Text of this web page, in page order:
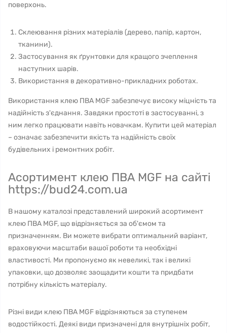
поверхонь.
Склеювання різних матеріалів (дерево, папір, картон,
тканини).
Застосування як ґрунтовки для кращого зчеплення
наступних шарів.
Використання в декоративно-прикладних роботах.
Використання клею ПВА MGF забезпечує високу міцність та
надійність з'єднання. Завдяки простоті в застосуванні, з
ним легко працювати навіть новачкам. Купити цей матеріал
– означає забезпечити якість та надійність своїх
будівельних і ремонтних робіт.
Асортимент клею ПВА MGF на сайті
https://bud24.com.ua
В нашому каталозі представлений широкий асортимент
клею ПВА MGF, що відрізняється за об'ємом та
призначенням. Ви можете вибрати оптимальний варіант,
враховуючи масштаби вашої роботи та необхідні
властивості. Ми пропонуємо як невеликі, так і великі
упаковки, що дозволяє заощадити кошти та придбати
потрібну кількість матеріалу.
Різні види клею ПВА MGF відрізняються за ступенем
водостійкості. Деякі види призначені для внутрішніх робіт,